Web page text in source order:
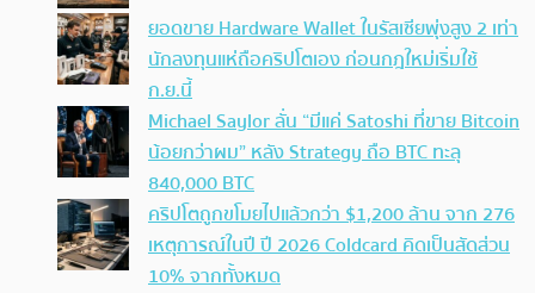
ยอดขาย Hardware Wallet ในรัสเซียพุ่งสูง 2 เท่า
นักลงทุนแห่ถือคริปโตเอง ก่อนกฎใหม่เริ่มใช้
ก.ย.นี้
Michael Saylor ลั่น “มีแค่ Satoshi ที่ขาย Bitcoin
น้อยกว่าผม” หลัง Strategy ถือ BTC ทะลุ
840,000 BTC
คริปโตถูกขโมยไปแล้วกว่า $1,200 ล้าน จาก 276
เหตุการณ์ในปี ปี 2026 Coldcard คิดเป็นสัดส่วน
10% จากทั้งหมด